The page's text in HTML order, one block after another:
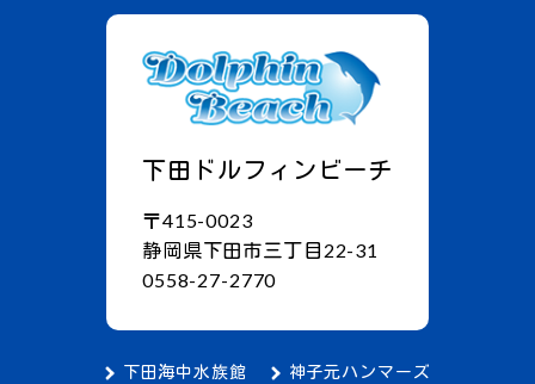
下田ドルフィンビーチ
〒415-0023
静岡県下田市三丁目22-31
0558-27-2770
下田海中水族館 神子元ハンマーズ